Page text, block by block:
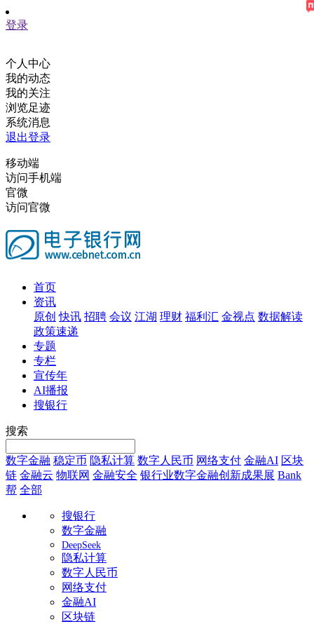
登录
个人中心
我的动态
我的关注
浏览足迹
系统消息
退出登录
移动端
访问手机端
官微
访问官微
首页
资讯
原创 快讯 招聘 会议 江湖 理财 福利汇 金视点 数据解读
政策速递
专题
专栏
宣传年
AI播报
搜银行
搜索
数字金融 稳定币 隐私计算 数字人民币 网络支付 金融AI 区块
链 金融云 物联网 金融安全 银行业数字金融创新成果展 Bank
帮 全部
搜银行
数字金融
DeepSeek
隐私计算
数字人民币
网络支付
金融AI
区块链